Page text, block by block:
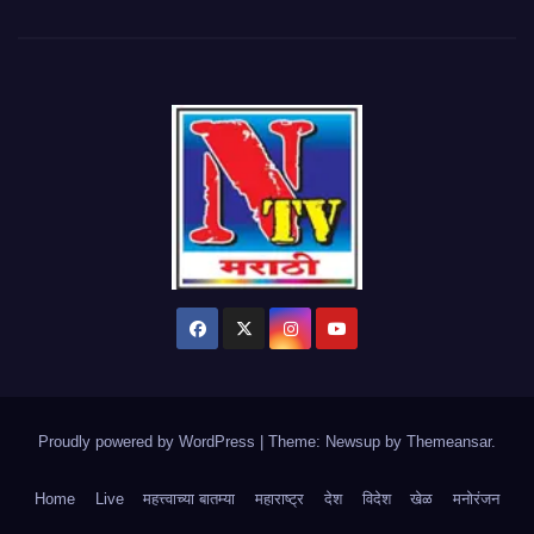
Proudly powered by WordPress Theme: Newsup by Themeansar.
Home Live महत्त्वाच्या बातम्या महाराष्ट्र देश विदेश खेळ मनोरंजन